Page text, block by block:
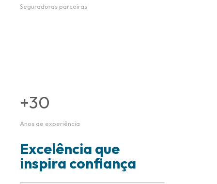
Seguradoras parceiras
+30
Anos de experiência
Excelência que
inspira confiança